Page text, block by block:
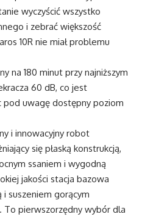
wyczyścić wszystko
i zebrać większość
10R nie miał problemu
na 180 minut przy najniższym
60 dB, co jest
pod uwagę dostępny poziom
i innowacyjny robot
się płaską konstrukcją,
ssaniem i wygodną
jakości stacja bazowa
suszeniem gorącym
To pierwszorzędny wybór dla